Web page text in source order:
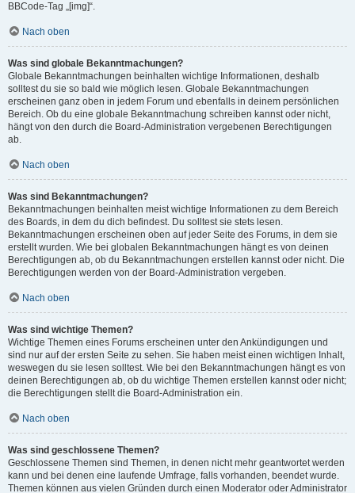
BBCode-Tag „[img]“.
Nach oben
Was sind globale Bekanntmachungen?
Globale Bekanntmachungen beinhalten wichtige Informationen, deshalb
solltest du sie so bald wie möglich lesen. Globale Bekanntmachungen
erscheinen ganz oben in jedem Forum und ebenfalls in deinem persönlichen
Bereich. Ob du eine globale Bekanntmachung schreiben kannst oder nicht,
hängt von den durch die Board-Administration vergebenen Berechtigungen
ab.
Nach oben
Was sind Bekanntmachungen?
Bekanntmachungen beinhalten meist wichtige Informationen zu dem Bereich
des Boards, in dem du dich befindest. Du solltest sie stets lesen.
Bekanntmachungen erscheinen oben auf jeder Seite des Forums, in dem sie
erstellt wurden. Wie bei globalen Bekanntmachungen hängt es von deinen
Berechtigungen ab, ob du Bekanntmachungen erstellen kannst oder nicht. Die
Berechtigungen werden von der Board-Administration vergeben.
Nach oben
Was sind wichtige Themen?
Wichtige Themen eines Forums erscheinen unter den Ankündigungen und
sind nur auf der ersten Seite zu sehen. Sie haben meist einen wichtigen Inhalt,
weswegen du sie lesen solltest. Wie bei den Bekanntmachungen hängt es von
deinen Berechtigungen ab, ob du wichtige Themen erstellen kannst oder nicht;
die Berechtigungen stellt die Board-Administration ein.
Nach oben
Was sind geschlossene Themen?
Geschlossene Themen sind Themen, in denen nicht mehr geantwortet werden
kann und bei denen eine laufende Umfrage, falls vorhanden, beendet wurde.
Themen können aus vielen Gründen durch einen Moderator oder Administrator